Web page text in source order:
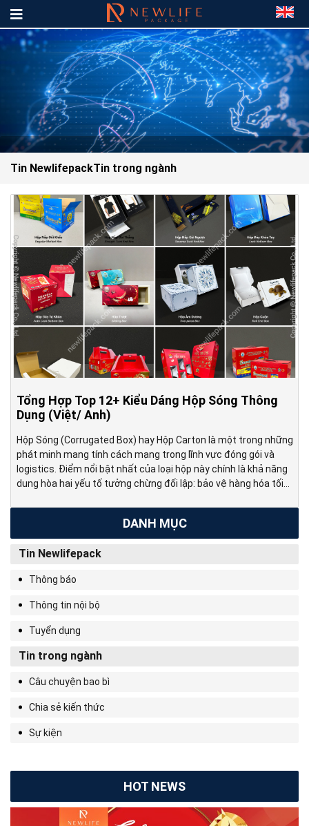
Tin NewlifepackTin trong ngành
Tổng Hợp Top 12+ Kiểu Dáng Hộp Sóng Thông
Dụng (Việt/ Anh)
Hộp Sóng (Corrugated Box) hay Hộp Carton là một trong những
phát minh mang tính cách mạng trong lĩnh vực đóng gói và
logistics. Điểm nổi bật nhất của loại hộp này chính là khả năng
dung hòa hai yếu tố tưởng chừng đối lập: bảo vệ hàng hóa tối
DANH MỤC
Tin Newlifepack
Thông báo
Thông tin nội bộ
Tuyển dụng
Tin trong ngành
Câu chuyện bao bì
Chia sẻ kiến thức
Sự kiện
HOT NEWS